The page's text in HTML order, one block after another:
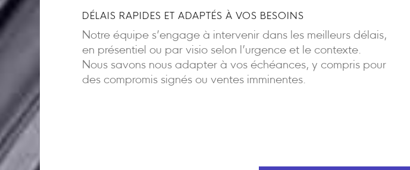
DÉLAIS RAPIDES ET ADAPTÉS À VOS BESOINS
Notre équipe s’engage à intervenir dans les meilleurs délais,
en présentiel ou par visio selon l’urgence et le contexte.
Nous savons nous adapter à vos échéances, y compris pour
des compromis signés ou ventes imminentes.